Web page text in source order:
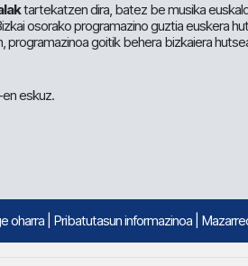
tartekatzen dira, batez be musika
osorako programazino guztia euskera
programazinoa goitik behera bizkaiera
eskuz.
oharra Pribatutasun informazinoa |